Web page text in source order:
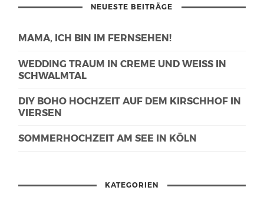
NEUESTE BEITRÄGE
MAMA, ICH BIN IM FERNSEHEN!
WEDDING TRAUM IN CREME UND WEISS IN S
CHWALMTAL
DIY BOHO HOCHZEIT AUF DEM KIRSCHHOF IN
VIERSEN
SOMMERHOCHZEIT AM SEE IN KÖLN
KATEGORIEN